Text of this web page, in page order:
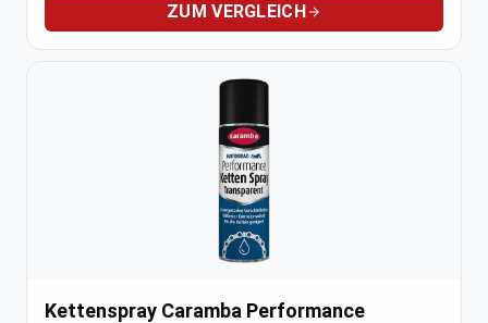
ZUM VERGLEICH
Kettenspray Caramba Performance